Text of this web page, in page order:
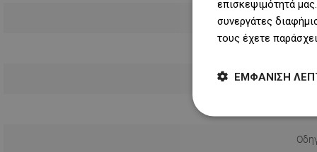
Τρόπος
επισκεψιμότητά
συνεργάτες
τους έχετε
ΕΜΦΆΝΙΣΗ